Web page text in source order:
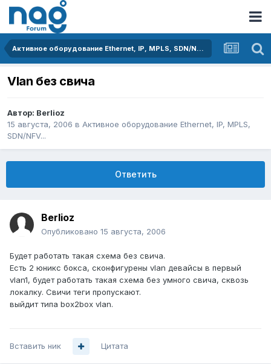
Активное оборудование Ethernet, IP, MPLS, SDN/NFV...
Vlan без свича
Автор: Berlioz
15 августа, 2006 в Активное оборудование Ethernet, IP, MPLS,
SDN/NFV...
Ответить
Berlioz
Опубликовано 15 августа, 2006
Будет работать такая схема без свича.
Есть 2 юникс бокса, сконфигурены vlan девайсы в первый
vlan1, будет работать такая схема без умного свича, сквозь
локалку. Свичи теги пропускают.
выйдит типа box2box vlan.
Вставить ник Цитата